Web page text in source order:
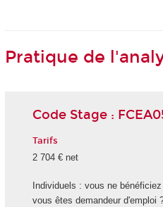
Pratique de
Code Stage :
Tarifs
2 704 € net
Individuels : vous ne
vous êtes demandeur d'emploi